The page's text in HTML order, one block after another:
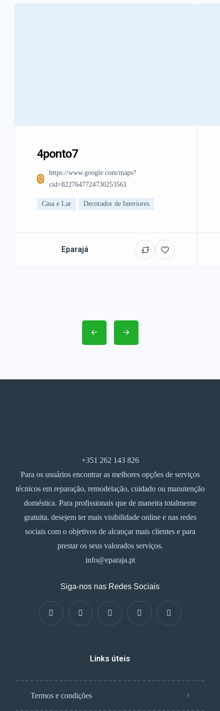
4ponto7
https://www.google.com/maps?
cid=8227647724730253561
Casa e Lar Decorador de Interiores
Eparajá
+351 262 143 826
Para os usuários encontrar as melhores opções de serviços
técnicos em reparação, remodelação, cuidado ou manutenção
doméstica. Para profissionais que de maneira totalmente
gratuita, desejem ter mais visibilidade online e nas redes
sociais com o objetivos de alcançar mais clientes e para
prestar os seus valorados serviços.
info@eparaja.pt
Siga-nos nas Redes Sociais
Links úteis
Termos e condições